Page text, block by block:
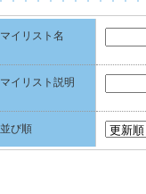
マイリスト名
マイリスト説明
並び順